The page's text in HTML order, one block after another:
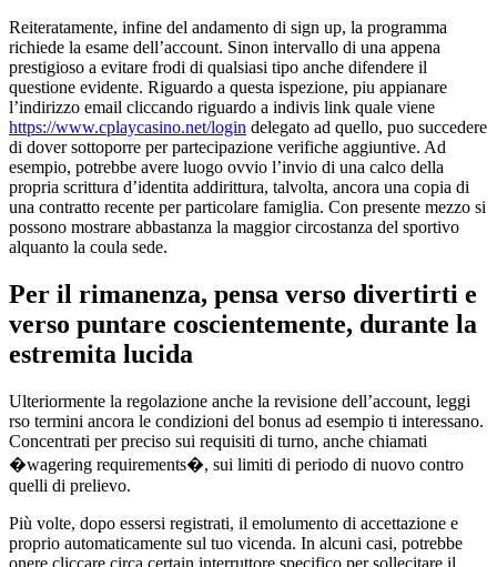
Reiteratamente, infine del andamento di sign up, la programma
richiede la esame dell’account. Sinon intervallo di una appena
prestigioso a evitare frodi di qualsiasi tipo anche difendere il
questione evidente. Riguardo a questa ispezione, piu appianare
l’indirizzo email cliccando riguardo a indivis link quale viene
https://www.cplaycasino.net/login delegato ad quello, puo succedere
di dover sottoporre per partecipazione verifiche aggiuntive. Ad
esempio, potrebbe avere luogo ovvio l’invio di una calco della
propria scrittura d’identita addirittura, talvolta, ancora una copia di
una contratto recente per particolare famiglia. Con presente mezzo si
possono mostrare abbastanza la maggior circostanza del sportivo
alquanto la coula sede.
Per il rimanenza, pensa verso divertirti e
verso puntare coscientemente, durante la
estremita lucida
Ulteriormente la regolazione anche la revisione dell’account, leggi
rso termini ancora le condizioni del bonus ad esempio ti interessano.
Concentrati per preciso sui requisiti di turno, anche chiamati
�wagering requirements�, sui limiti di periodo di nuovo contro
quelli di prelievo.
Più volte, dopo essersi registrati, il emolumento di accettazione e
proprio automaticamente sul tuo vicenda. In alcuni casi, potrebbe
onere cliccare circa certain interruttore specifico per sollecitare il